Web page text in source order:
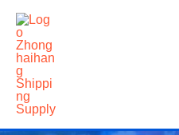
Loncat
konten